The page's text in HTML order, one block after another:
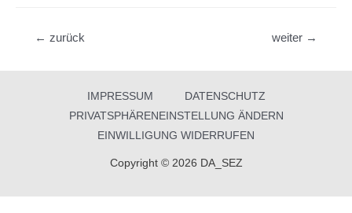
Beitragsnavigation
← zurück weiter →
IMPRESSUM
DATENSCHUTZ
PRIVATSPHÄRENEINSTELLUNG ÄNDERN
EINWILLIGUNG WIDERRUFEN
Copyright © 2026 DA_SEZ